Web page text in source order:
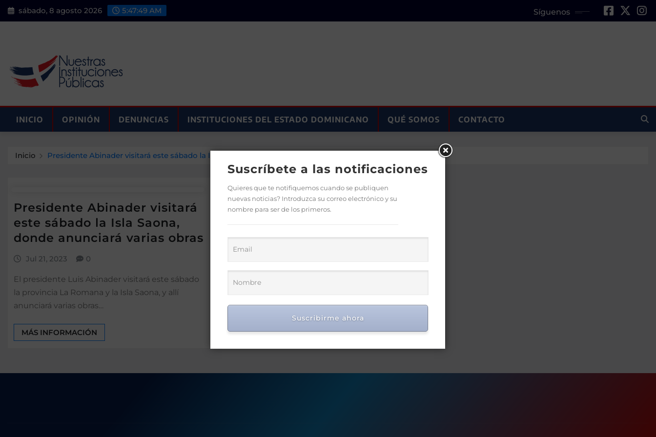
Saltar
al
sábado, 8 agosto 2026 5:47:50 AM Síguenos
INICIO OPINIÓN DENUNCIAS INSTITUCIONES DEL ESTADO DOMINICANO QUÉ SOMOS CONTACTO
Inicio Presidente Abinader visitará este sábado la Isla Saona, donde anunciará varias obras
Presidente Abinader visitará
este sábado la Isla Saona,
donde anunciará varias obras
Jul 21, 2023 0
El presidente Luis Abinader visitará este sábado
la provincia La Romana y la Isla Saona, y allí
anunciará varias obras…
MÁS INFORMACIÓN
Suscríbete a las notificaciones
Quieres que te notifiquemos cuando se publiquen
nuevas noticias? Introduzca su correo electrónico y su
nombre para ser de los primeros.
Suscribirme ahora